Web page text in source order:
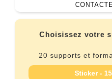
Choisissez votre
20 supports et
Sticker -